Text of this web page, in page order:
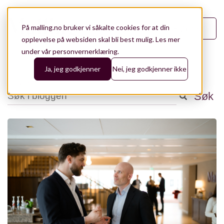
På malling.no bruker vi såkalte cookies for at din
opplevelse på websiden skal bli best mulig.Les mer
under vår personvernerklæring.
Ja, jeg godkjenner Nei, jeg godkjenner ikke
Malling.no / Blogg / 05
+ Tema
Analyse
141
Aktuelt
98
Eiendomsforvaltning
76
Bærekraft og ESG
43
Utleie og konseptutvikling
43
Leietakerrådgiving
28
Teknologi
Referanser
Dette er et søkefelt med en tilhørende funksjon for Søk